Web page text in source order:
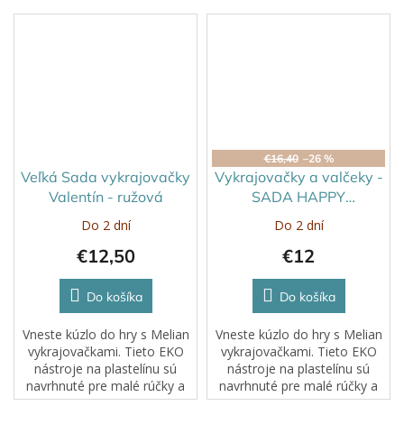
Veľká Sada vykrajovačky
Valentín - ružová
Do 2 dní
€12,50
Do košíka
Vneste kúzlo do hry s Melian
vykrajovačkami. Tieto EKO
nástroje na plastelínu sú
navrhnuté pre malé rúčky a
veľkú fantáziu. Každé
€16,40 –26 %
Vykrajovačky a valčeky -
SADA HAPPY
VALENTINES
Do 2 dní
€12
Do košíka
Vneste kúzlo do hry s Melian
vykrajovačkami. Tieto EKO
nástroje na plastelínu sú
navrhnuté pre malé rúčky a
veľkú fantáziu. Každé